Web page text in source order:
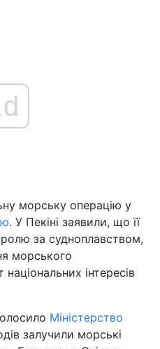
морську операцію у
. У Пекіні заявили, що її
за судноплавством,
морського
інтересів
Міністерство
залучили морські